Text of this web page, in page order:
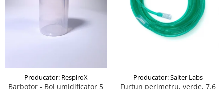
Producator: RespiroX
Barbotor - Bol umidificator 5
Producator: Salter Labs
Furtun perimetru, verde, 7.6